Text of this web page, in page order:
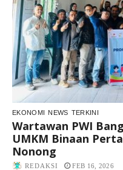
EKONOMI NEWS TERKINI
Wartawan PWI
UMKM Binaan
Nonong
REDAKSI FEB 16, 2026